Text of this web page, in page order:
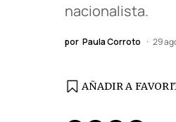
nacionalista.
por Paula Corroto 29
AÑADIR A